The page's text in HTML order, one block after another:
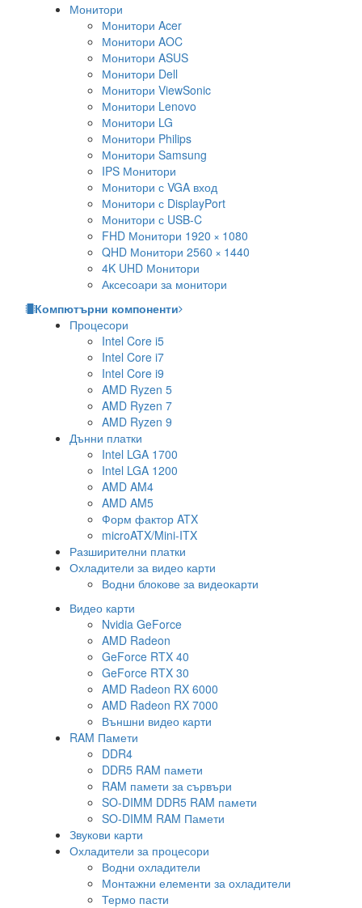
Монитори
Монитори Acer
Монитори AOC
Монитори ASUS
Монитори Dell
Монитори ViewSonic
Монитори Lenovo
Монитори LG
Монитори Philips
Монитори Samsung
IPS Монитори
Монитори с VGA вход
Монитори с DisplayPort
Монитори с USB-C
FHD Монитори 1920 × 1080
QHD Монитори 2560 × 1440
4K UHD Монитори
Аксесоари за монитори
Компютърни компоненти
Процесори
Intel Core i5
Intel Core i7
Intel Core i9
AMD Ryzen 5
AMD Ryzen 7
AMD Ryzen 9
Дънни платки
Intel LGA 1700
Intel LGA 1200
AMD AM4
AMD AM5
Форм фактор ATX
microATX/Mini-ITX
Разширителни платки
Охладители за видео карти
Водни блокове за видеокарти
Видео карти
Nvidia GeForce
AMD Radeon
GeForce RTX 40
GeForce RTX 30
AMD Radeon RX 6000
AMD Radeon RX 7000
Външни видео карти
RAM Памети
DDR4
DDR5 RAM памети
RAM памети за сървъри
SO-DIMM DDR5 RAM памети
SO-DIMM RAM Памети
Звукови карти
Охладители за процесори
Водни охладители
Монтажни елементи за охладители
Термо пасти